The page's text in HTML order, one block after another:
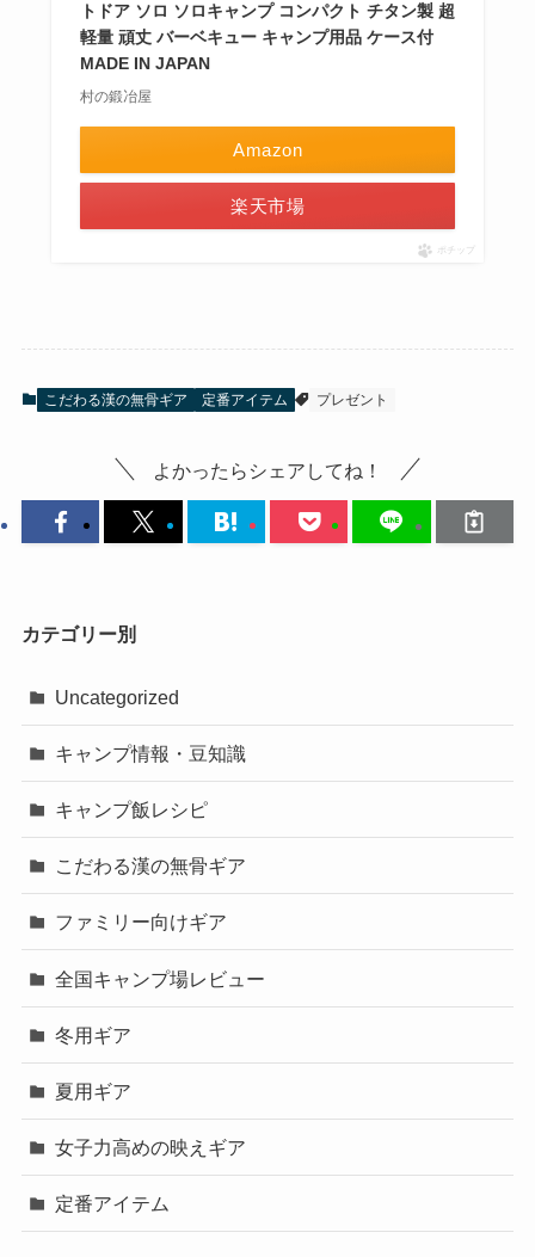
トドア ソロ ソロキャンプ コンパクト チタン製 超
軽量 頑丈 バーベキュー キャンプ用品 ケース付
MADE IN JAPAN
村の鍛冶屋
Amazon
楽天市場
ポチップ
こだわる漢の無骨ギア 定番アイテム プレゼント
よかったらシェアしてね！
カテゴリー別
Uncategorized
キャンプ情報・豆知識
キャンプ飯レシピ
こだわる漢の無骨ギア
ファミリー向けギア
全国キャンプ場レビュー
冬用ギア
夏用ギア
女子力高めの映えギア
定番アイテム